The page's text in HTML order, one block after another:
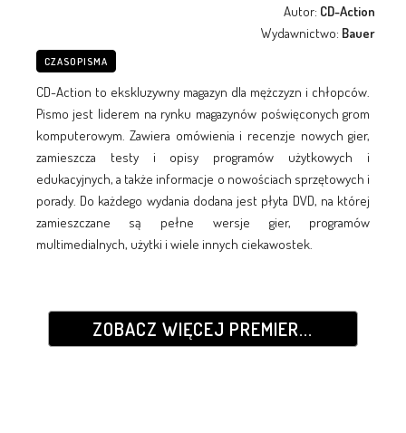
Autor: CD-Action
Wydawnictwo: Bauer
CZASOPISMA
CD-Action to ekskluzywny magazyn dla mężczyzn i chłopców.
Pismo jest liderem na rynku magazynów poświęconych grom
komputerowym. Zawiera omówienia i recenzje nowych gier,
zamieszcza testy i opisy programów użytkowych i
edukacyjnych, a także informacje o nowościach sprzętowych i
porady. Do każdego wydania dodana jest płyta DVD, na której
zamieszczane są pełne wersje gier, programów
multimedialnych, użytki i wiele innych ciekawostek.
ZOBACZ WIĘCEJ PREMIER...